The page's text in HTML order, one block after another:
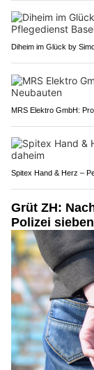
Diheim im Glück by
MRS Elektro GmbH:
Spitex Hand & Herz –
Grüt ZH:
Polizei